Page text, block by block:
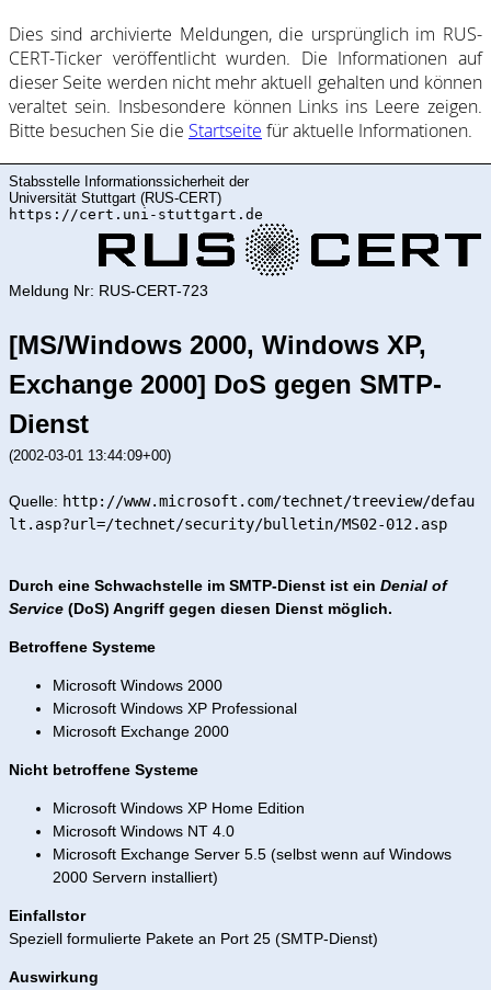
Dies sind ar­chi­vie­rte Mel­dung­en, die ur­sprüng­lich im RUS-
CERT-Ticker ver­öf­fent­licht wur­den. Die In­for­ma­ti­on­en auf
dieser Sei­te wer­den nicht mehr ak­tu­ell ge­halte­n und kön­nen
ver­al­tet sein. Ins­be­son­de­re kön­nen Links ins Lee­re zei­gen.
Bitte be­such­en Sie die Start­sei­te für ak­tu­elle In­for­ma­ti­on­en.
Stabsstelle Informationssicherheit der
Universität Stuttgart (RUS-CERT)
https://cert.uni-stuttgart.de
Meldung Nr: RUS-CERT-723
[MS/Windows 2000, Windows XP,
Exchange 2000] DoS gegen SMTP-
Dienst
(2002-03-01 13:44:09+00)
Quelle: http://www.microsoft.com/technet/treeview/defau
lt.asp?url=/technet/security/bulletin/MS02-012.asp
Durch eine Schwachstelle im SMTP-Dienst ist ein Denial of
Service (DoS) Angriff gegen diesen Dienst möglich.
Betroffene Systeme
Microsoft Windows 2000
Microsoft Windows XP Professional
Microsoft Exchange 2000
Nicht betroffene Systeme
Microsoft Windows XP Home Edition
Microsoft Windows NT 4.0
Microsoft Exchange Server 5.5 (selbst wenn auf Windows
2000 Servern installiert)
Einfallstor
Speziell formulierte Pakete an Port 25 (SMTP-Dienst)
Auswirkung